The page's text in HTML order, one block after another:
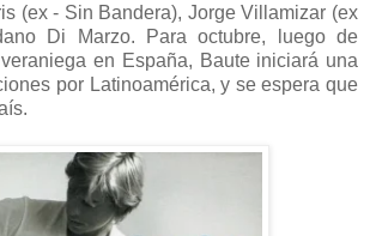
(ex - Sin Bandera), Jorge Villamizar (ex
Di Marzo. Para octubre, luego de
en España, Baute iniciará una
por Latinoamérica, y se espera que